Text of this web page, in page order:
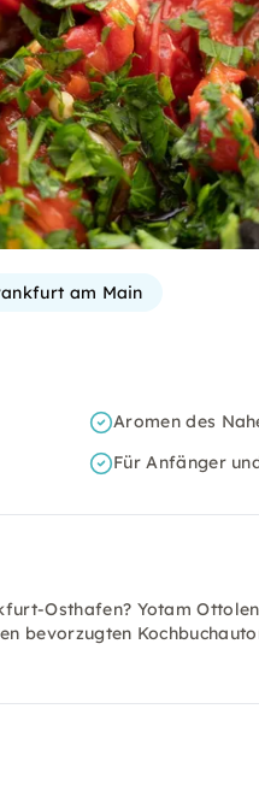
am Main
Aromen des
Für Anfänger
Osthafen? Yotam
bevorzugten